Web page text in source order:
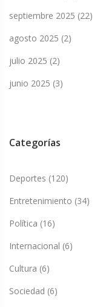
septiembre 2025 (22)
agosto 2025 (2)
julio 2025 (2)
junio 2025 (3)
Categorías
Deportes (120)
Entretenimiento (34)
Política (16)
Internacional (6)
Cultura (6)
Sociedad (6)